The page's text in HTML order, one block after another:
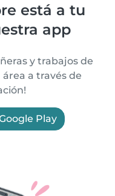
está a tu
app
y trabajos de
a través de
Play